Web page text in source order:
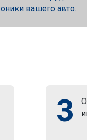
вашего авто.
3